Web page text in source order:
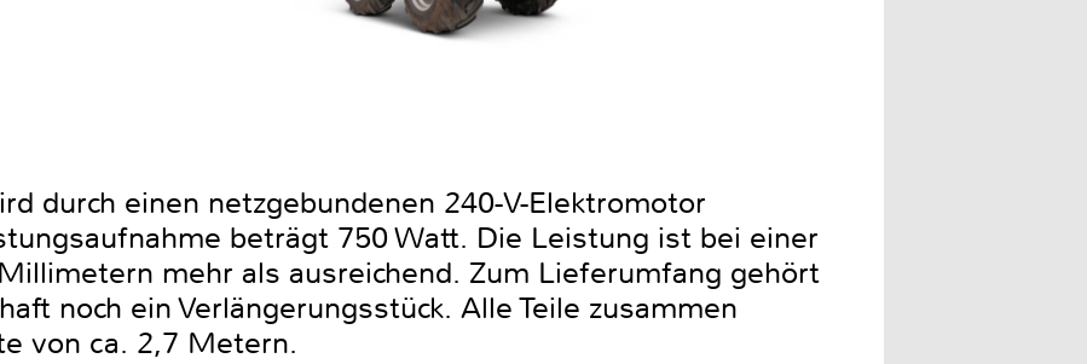
durch einen netzgebundenen 240-V-Elektromotor
beträgt 750 Watt. Die Leistung ist bei einer
mehr als ausreichend. Zum Lieferumfang gehört
noch ein Verlängerungsstück. Alle Teile zusammen
von ca. 2,7 Metern.